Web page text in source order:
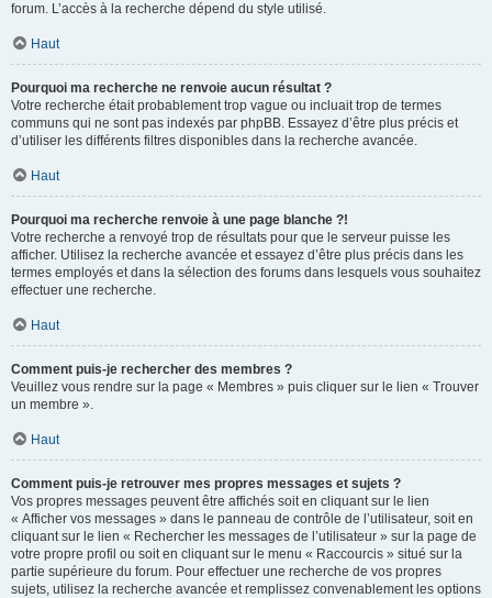
forum. L’accès à la recherche dépend du style utilisé.
Haut
Pourquoi ma recherche ne renvoie aucun résultat ?
Votre recherche était probablement trop vague ou incluait trop de termes
communs qui ne sont pas indexés par phpBB. Essayez d’être plus précis et
d’utiliser les différents filtres disponibles dans la recherche avancée.
Haut
Pourquoi ma recherche renvoie à une page blanche ?!
Votre recherche a renvoyé trop de résultats pour que le serveur puisse les
afficher. Utilisez la recherche avancée et essayez d’être plus précis dans les
termes employés et dans la sélection des forums dans lesquels vous souhaitez
effectuer une recherche.
Haut
Comment puis-je rechercher des membres ?
Veuillez vous rendre sur la page « Membres » puis cliquer sur le lien « Trouver
un membre ».
Haut
Comment puis-je retrouver mes propres messages et sujets ?
Vos propres messages peuvent être affichés soit en cliquant sur le lien
« Afficher vos messages » dans le panneau de contrôle de l’utilisateur, soit en
cliquant sur le lien « Rechercher les messages de l’utilisateur » sur la page de
votre propre profil ou soit en cliquant sur le menu « Raccourcis » situé sur la
partie supérieure du forum. Pour effectuer une recherche de vos propres
sujets, utilisez la recherche avancée et remplissez convenablement les options